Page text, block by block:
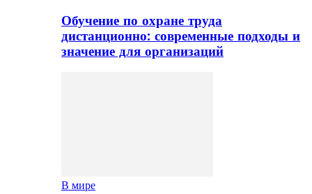
Обучение по охране труда
дистанционно: современные подходы и
значение для организаций
В мире